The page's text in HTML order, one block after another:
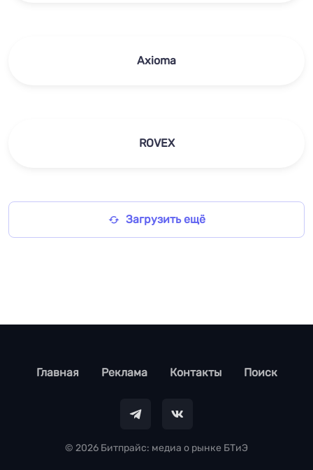
Axioma
ROVEX
Загрузить ещё
footer
Главная Реклама Контакты Поиск
© 2026 Битпрайс: медиа о рынке БТиЭ